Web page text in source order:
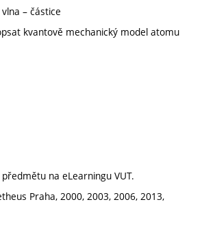
– částice
kvantově mechanický model atomu
na eLearningu VUT.
Praha, 2000, 2003, 2006, 2013,